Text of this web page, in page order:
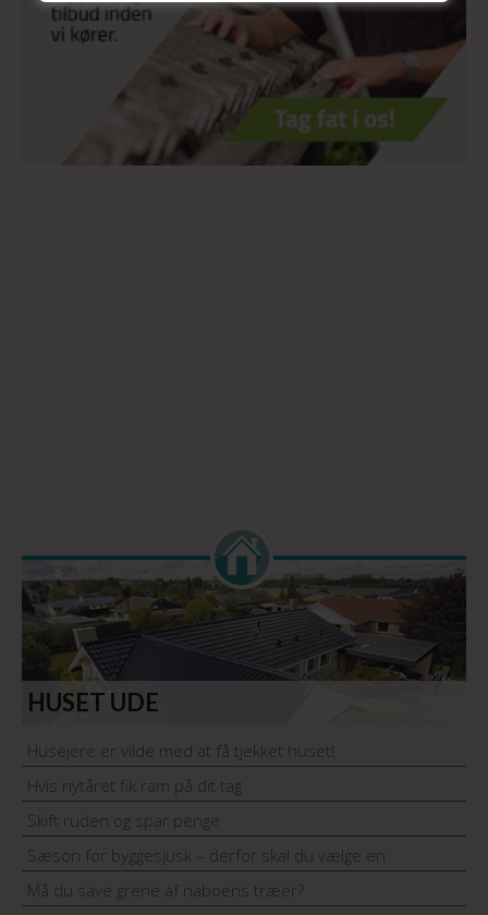
HUSET UDE
Husejere er vilde med at få tjekket huset!
Hvis nytåret fik ram på dit tag
Skift ruden og spar penge
Sæson for byggesjusk – derfor skal du vælge en
håndværker med garantiordning
Må du save grene af naboens træer?